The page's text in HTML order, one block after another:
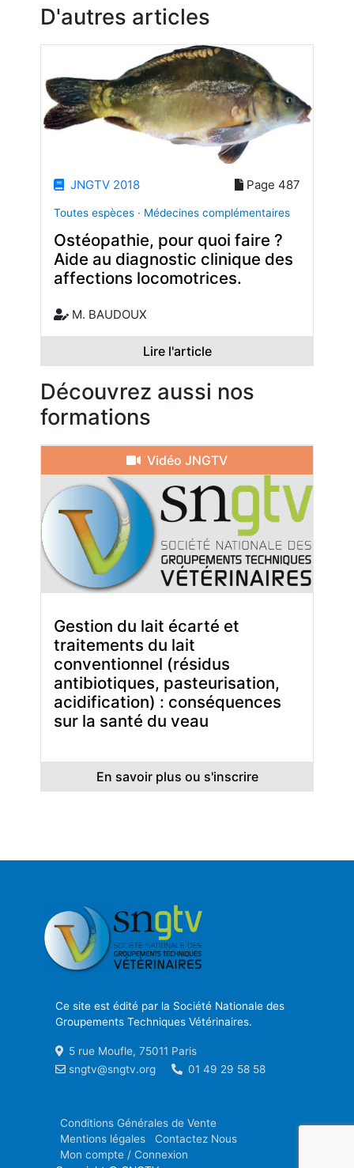
D'autres articles
JNGTV 2018 Page 487
Toutes espèces · Médecines complémentaires
Ostéopathie, pour quoi faire ?
Aide au diagnostic clinique des
affections locomotrices.
M. BAUDOUX
Lire l'article
Découvrez aussi nos
formations
Vidéo JNGTV
Gestion du lait écarté et
traitements du lait
conventionnel (résidus
antibiotiques, pasteurisation,
acidification) : conséquences
sur la santé du veau
En savoir plus ou s'inscrire
Ce site est édité par la Société Nationale des
Groupements Techniques Vétérinaires.
5 rue Moufle, 75011 Paris
sngtv@sngtv.org
01 49 29 58 58
Conditions Générales de Vente
Mentions légales
Contactez Nous
Mon compte / Connexion